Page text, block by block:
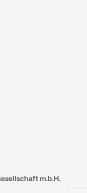
m.b.H.